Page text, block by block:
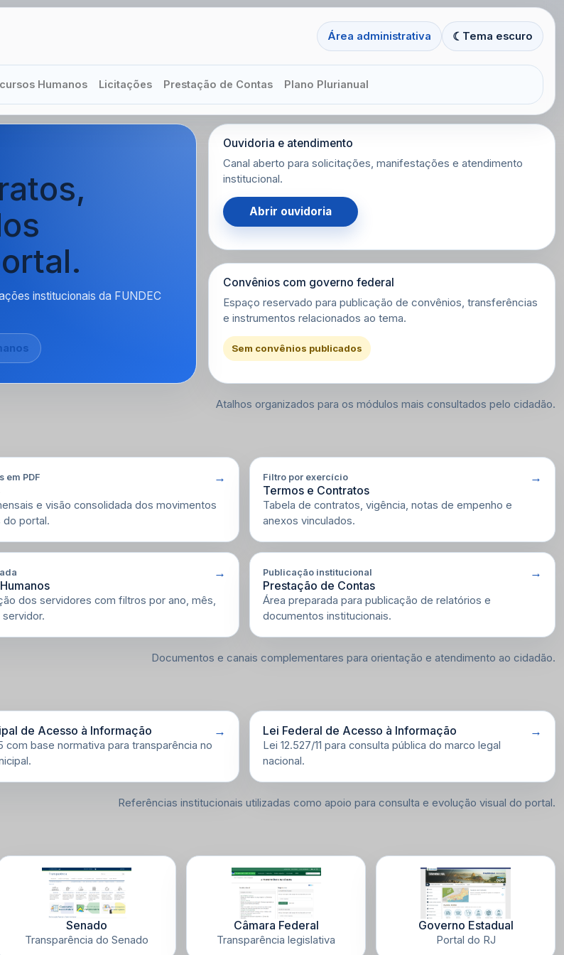
Área administrativa ☾ Tema escuro
Humanos Licitações Prestação de Contas Plano Plurianual
institucionais da FUNDEC
Ouvidoria e atendimento
Canal aberto para solicitações, manifestações e atendimento
institucional.
Abrir ouvidoria
Convênios com governo federal
Espaço reservado para publicação de convênios, transferências
e instrumentos relacionados ao tema.
Sem convênios publicados
Atalhos organizados para os módulos mais consultados pelo cidadão.
em PDF
e visão consolidada dos movimentos
do portal.
Filtro por exercício
Termos e Contratos
Tabela de contratos, vigência, notas de empenho e
anexos vinculados.
dos servidores com filtros por ano, mês,
servidor.
Publicação institucional
Prestação de Contas
Área preparada para publicação de relatórios e
documentos institucionais.
Documentos e canais complementares para orientação e atendimento ao cidadão.
de Acesso à Informação
com base normativa para transparência no
Lei Federal de Acesso à Informação
Lei 12.527/11 para consulta pública do marco legal
nacional.
Referências institucionais utilizadas como apoio para consulta e evolução visual do portal.
Senado
Transparência do Senado
Câmara Federal
Transparência legislativa
Governo Estadual
Portal do RJ